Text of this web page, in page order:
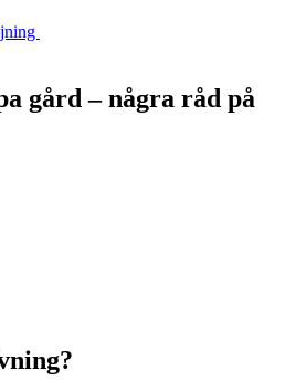
gård – några råd på